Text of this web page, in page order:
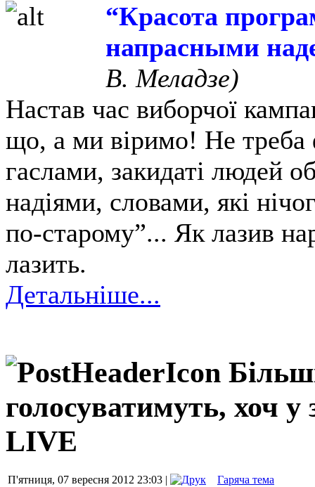
“Красота
напрасными
В. Меладзе)
Настав час виборчої
що, а ми віримо! Не треба
гаслами, закидаті людей
надіями, словами, які
по-старому”... Як лазив
лазить.
Детальніше...
голосуватимуть, хоч
LIVE
П'ятниця, 07 вересня 2012 23:03 | Гаряча тема